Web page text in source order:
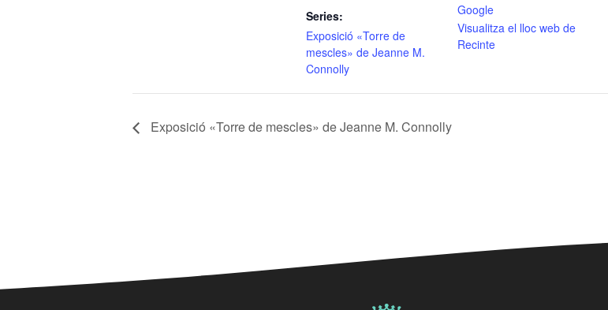
Series:
Exposició «Torre de
mescles» de Jeanne M.
Connolly
Google
Visualitza el lloc web de
Recinte
Exposició «Torre de mescles» de Jeanne M. Connolly